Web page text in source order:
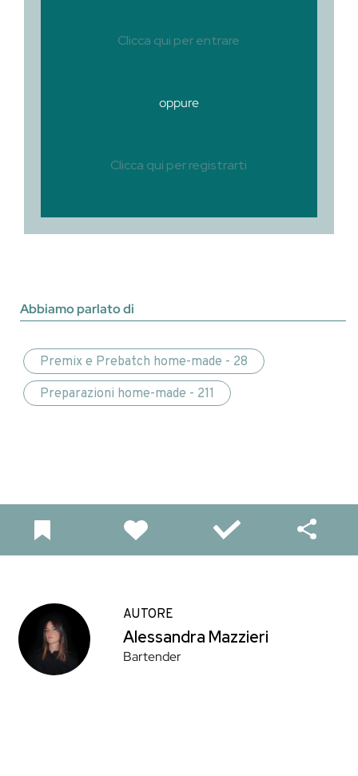
Clicca qui per entrare
oppure
Clicca qui per registrarti
Abbiamo parlato di
Premix e Prebatch home-made - 28
Preparazioni home-made - 211
AUTORE
Alessandra Mazzieri
Bartender